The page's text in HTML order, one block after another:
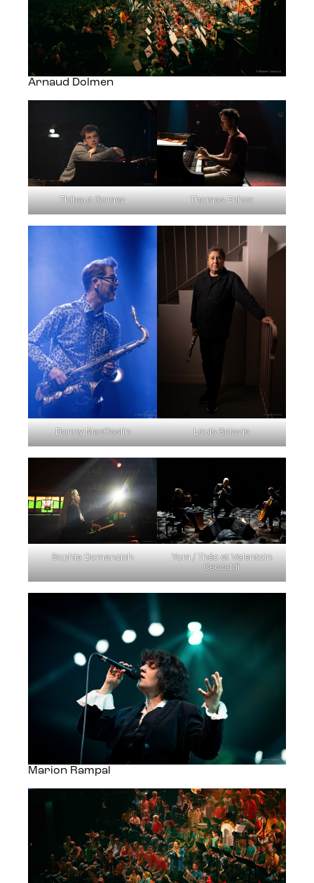
Arnaud Dolmen
Thibaut Gomez Thomas Enhco
Donny MacCaslin Louis Sclavis
Sophia Domancich
Yom / Théo et Valentoin
Ceccaldi
Marion Rampal